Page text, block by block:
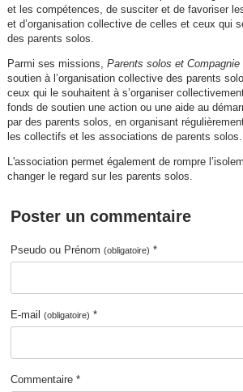
et les compétences, de susciter et de favoriser
et d’organisation collective de celles et ceux qui
des parents solos.
Parmi ses missions, Parents solos et Compagnie
soutien à l’organisation collective des parents
ceux qui le souhaitent à s’organiser
fonds de soutien une action ou une aide au
par des parents solos, en organisant
les collectifs et les associations de parents solos.
L'association permet également de rompre
changer le regard sur les parents solos.
Poster un commentaire
Pseudo ou Prénom(obligatoire) *
E-mail(obligatoire) *
Commentaire *